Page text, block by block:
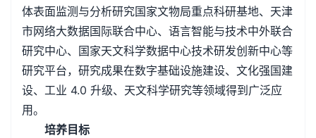
体表面监测与分析研究国家文物局重点科研基地、天津
市网络大数据国际联合中心、语言智能与技术中外联合
研究中心、国家天文科学数据中心技术研发创新中心等
研究平台，研究成果在数字基础设施建设、文化强国建
设、工业 4.0 升级、天文科学研究等领域得到广泛应
用。
培养目标